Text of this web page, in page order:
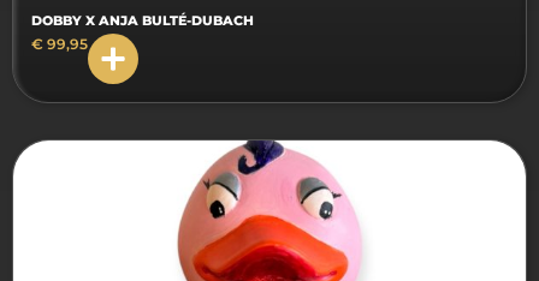
DOBBY X ANJA BULTÉ-DUBACH
€ 99,95